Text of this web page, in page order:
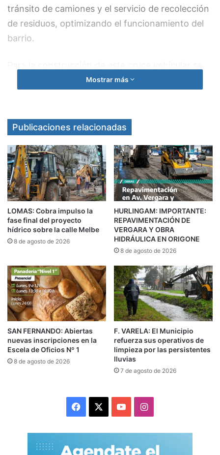
tránsito de camiones y el servicio de recolección
de residuos, optimizando el funcionamiento del
barrio.
utilizaron caños de un metro de diámetro para
inundaciones.
FUENTE. MUNICIPIO
Mostrar más
Publicaciones relacionadas
LOMAS: Cobra impulso la
fase final del proyecto
hídrico sobre la calle Melbe
8 de agosto de 2026
HURLINGAM: IMPORTANTE:
REPAVIMENTACIÓN DE
VERGARA Y OBRA
HIDRÁULICA EN ORIGONE
8 de agosto de 2026
SAN FERNANDO: Abiertas
nuevas inscripciones en la
Escela de Oficios Nº 1
8 de agosto de 2026
F. VARELA: El Municipio
refuerza sus operativos de
limpieza por las persistentes
lluvias
7 de agosto de 2026
Facebook YouTubeInstagram